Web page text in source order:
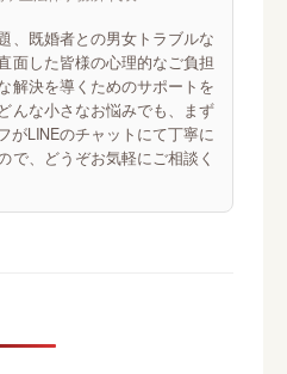
、既婚者との男女トラブルな
面した皆様の心理的なご負担
解決を導くためのサポートを
んな小さなお悩みでも、まず
がLINEのチャットにて丁寧に
で、どうぞお気軽にご相談く